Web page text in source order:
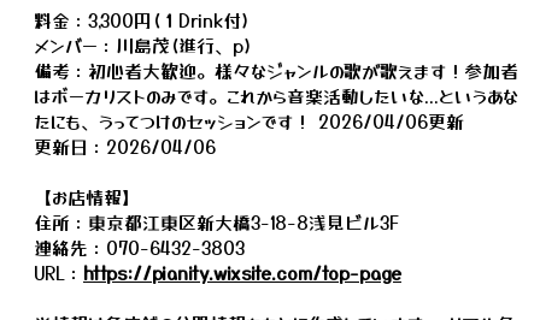
料金：3,300円(１Drink付)
メンバー：川島茂(進行、p)
備考：初心者大歓迎。様々なジャンルの歌が歌えます！参加者
はボーカリストのみです。これから音楽活動したいな...というあな
たにも、うってつけのセッションです！ 2026/04/06更新
更新日：2026/04/06
【お店情報】
住所：東京都江東区新大橋3-18-8浅見ビル3F
連絡先：070-6432-3803
URL： https://pianity.wixsite.com/top-page